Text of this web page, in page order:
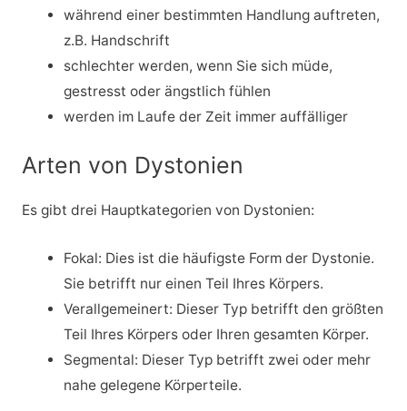
während einer bestimmten Handlung auftreten,
z.B. Handschrift
schlechter werden, wenn Sie sich müde,
gestresst oder ängstlich fühlen
werden im Laufe der Zeit immer auffälliger
Arten von Dystonien
Es gibt drei Hauptkategorien von Dystonien:
Fokal: Dies ist die häufigste Form der Dystonie.
Sie betrifft nur einen Teil Ihres Körpers.
Verallgemeinert: Dieser Typ betrifft den größten
Teil Ihres Körpers oder Ihren gesamten Körper.
Segmental: Dieser Typ betrifft zwei oder mehr
nahe gelegene Körperteile.